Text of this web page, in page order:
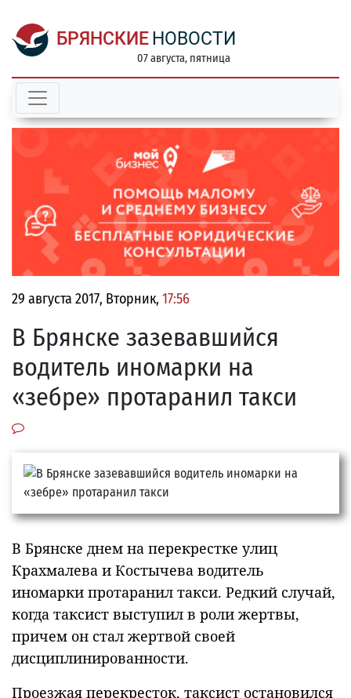
БРЯНСКИЕ НОВОСТИ
07 августа, пятница
29 августа 2017, Вторник, 17:56
В Брянске зазевавшийся
водитель иномарки на
«зебре» протаранил такси
В Брянске днем на перекрестке улиц
Крахмалева и Костычева водитель
иномарки протаранил такси. Редкий случай,
когда таксист выступил в роли жертвы,
причем он стал жертвой своей
дисциплинированности.
Проезжая перекресток, таксист остановился